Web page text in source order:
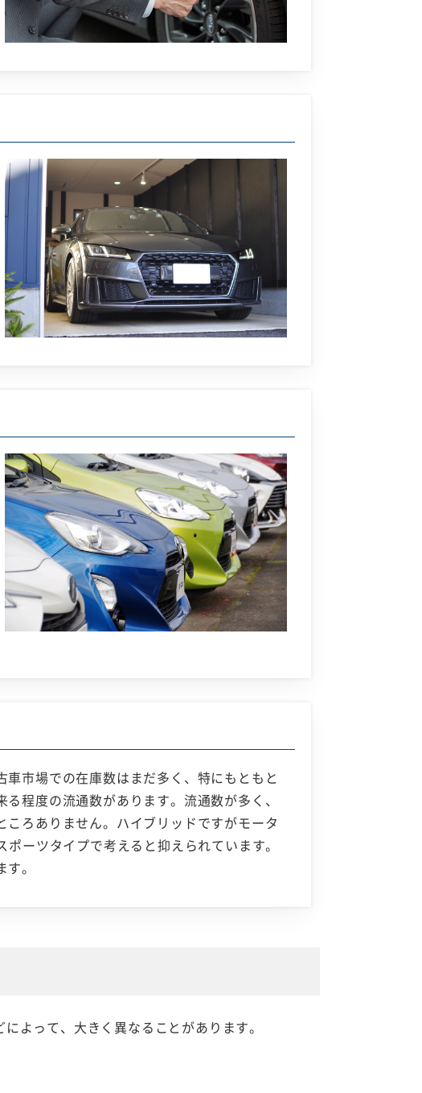
市場での在庫数はまだ多く、特にもともと
程度の流通数があります。流通数が多く、
ろありません。ハイブリッドですがモータ
ーツタイプで考えると抑えられています。
。
よって、大きく異なることがあります。